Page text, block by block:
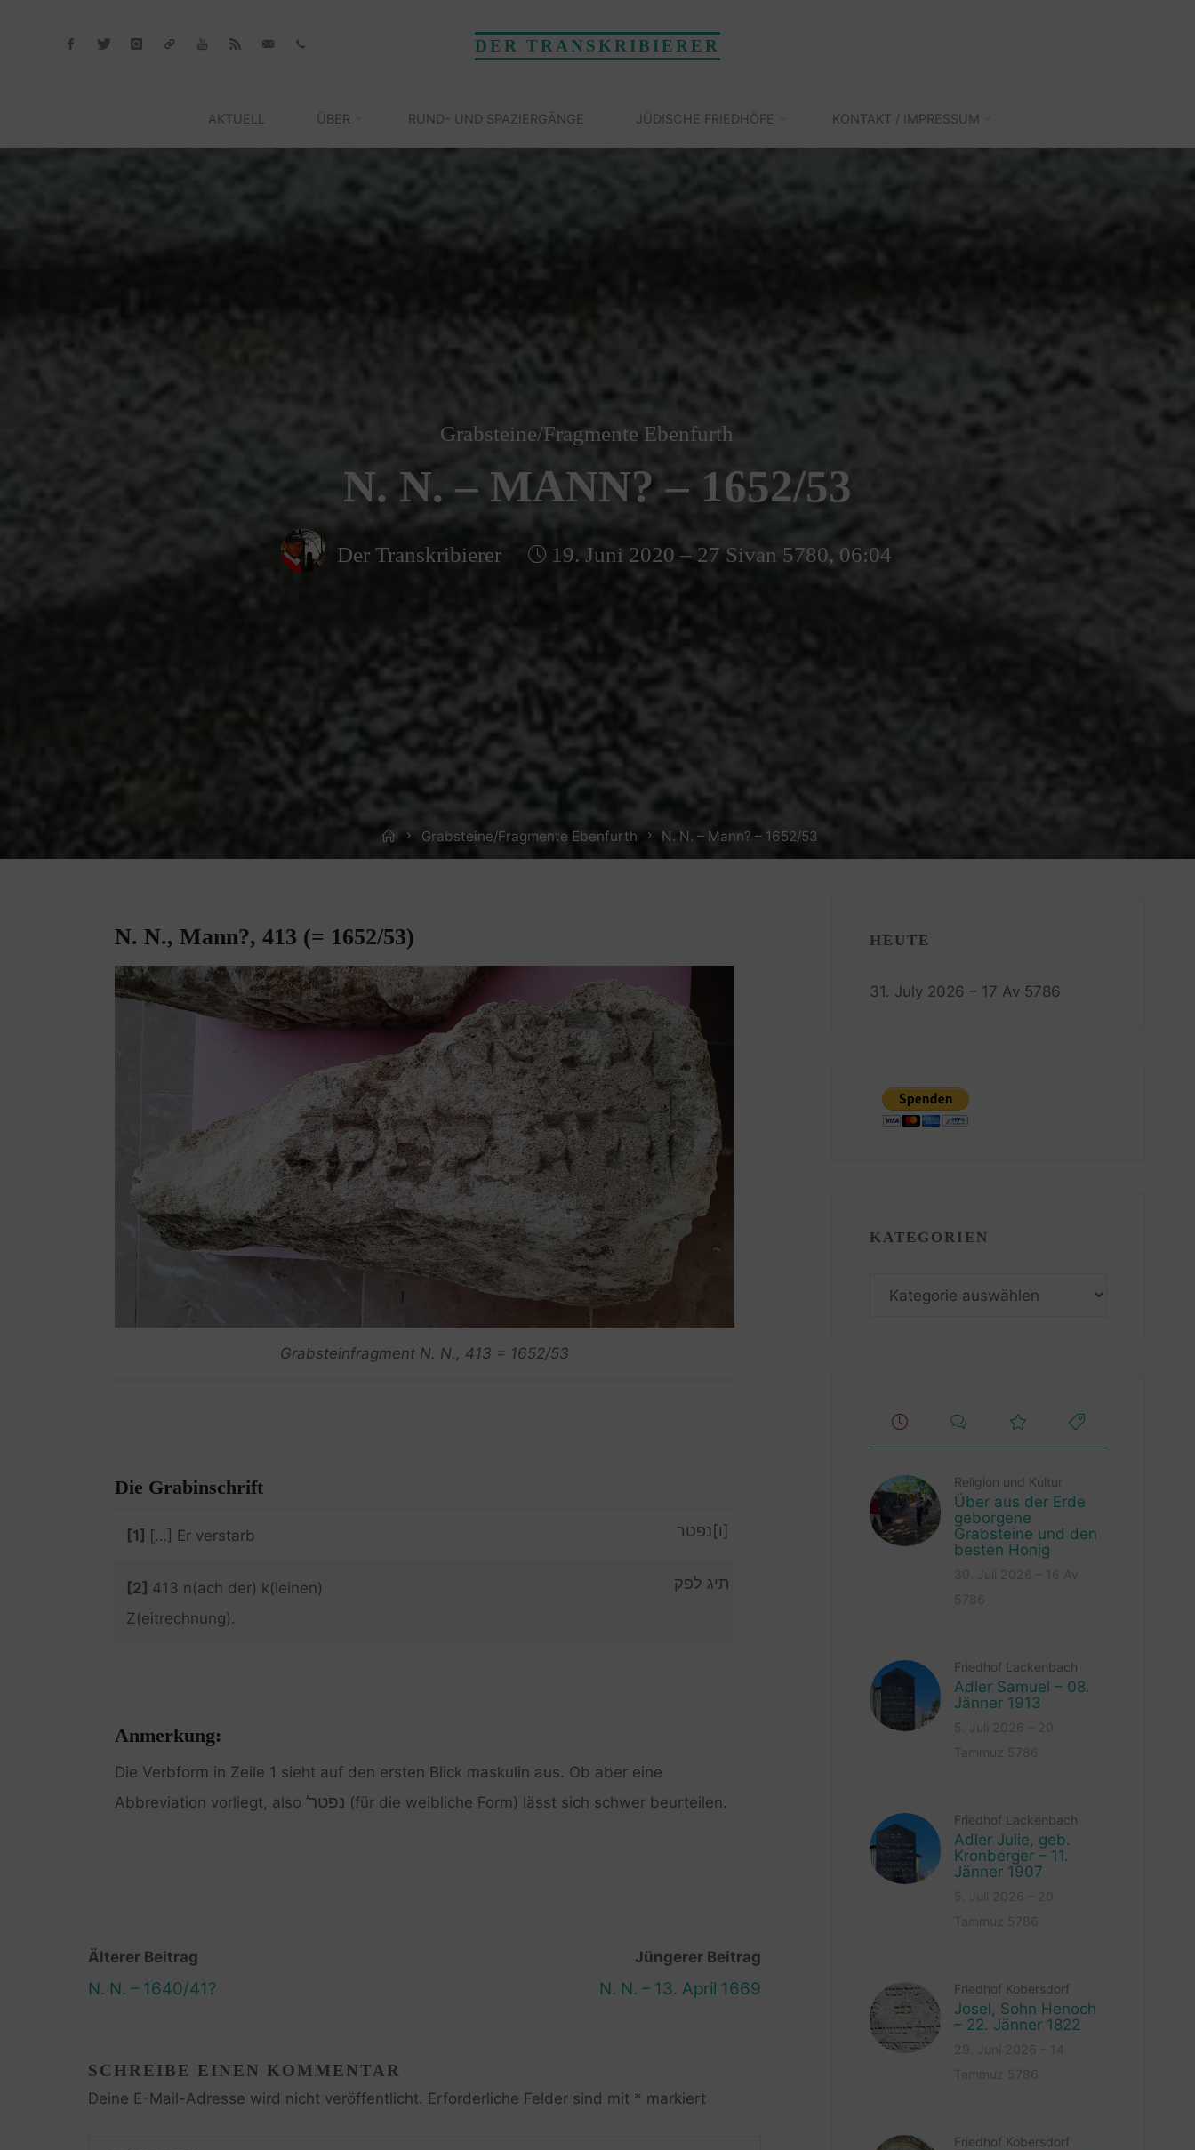
DER TRANSKRIBIERER
AKTUELL ÜBER RUND- UND SPAZIERGÄNGE JÜDISCHE FRIEDHÖFE KONTAKT / IMPRESSUM
Grabsteine/Fragmente Ebenfurth
N. N. – MANN? – 1652/53
Der Transkribierer 19. Juni 2020 – 27 Sivan 5780, 06:04
HomeGrabsteine/Fragmente Ebenfurth N. N. – Mann? – 1652/53
N. N., Mann?, 413 (= 1652/53)
Grabsteinfragment N. N., 413 = 1652/53
Die Grabinschrift
[1] […] Er verstarb [ו]נפטר
[2] 413 n(ach der) k(leinen)
Z(eitrechnung).
תיג לפק
Anmerkung:
Die Verbform in Zeile 1 sieht auf den ersten Blick maskulin aus. Ob aber eine
Abbreviation vorliegt, also נפטר’ (für die weibliche Form) lässt sich schwer beurteilen.
Älterer Beitrag
N. N. – 1640/41?
Jüngerer Beitrag
N. N. – 13. April 1669
SCHREIBE EINEN KOMMENTAR
Deine E-Mail-Adresse wird nicht veröffentlicht. Erforderliche Felder sind mit * markiert
HEUTE
31. July 2026 – 17 Av 5786
KATEGORIEN
Religion und Kultur
Über aus der Erde
geborgene
Grabsteine und den
besten Honig
Friedhof Lackenbach
Adler Samuel – 08.
Jänner 1913
Friedhof Lackenbach
Adler Julie, geb.
Kronberger – 11.
Jänner 1907
Friedhof Kobersdorf
Josel, Sohn Henoch
– 22. Jänner 1822
Friedhof Kobersdorf